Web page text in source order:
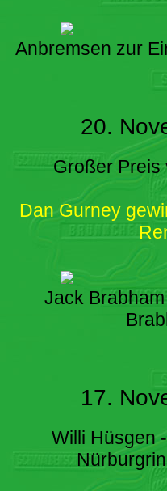
Anbremsen zur
20.
Großer Preis
Dan Gurney
Jack
17.
Willi Hüsgen